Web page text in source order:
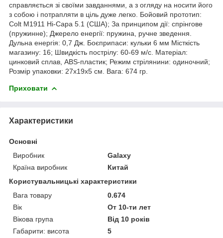
справляється зі своїми завданнями, а з огляду на носити його
з собою і потрапляти в ціль дуже легко. Бойовий прототип:
Colt M1911 Hi-Capa 5.1 (США); За принципом дії: спрінгове
(пружинне); Джерело енергії: пружина, ручне зведення.
Дульна енергія: 0,7 Дж. Боєприпаси: кульки 6 мм Місткість
магазину: 16; Швидкість пострілу: 60-69 м/с. Матеріал:
цинковий сплав, ABS-пластик; Режим стрілянини: одиночний;
Розмір упаковки: 27x19x5 см. Вага: 674 гр.
Приховати
Характеристики
Основні
Виробник
Galaxy
Країна виробник
Китай
Користувальницькі характеристики
Вага товару
0.674
Вік
От 10-ти лет
Вікова група
Від 10 років
Габарити: висота
5